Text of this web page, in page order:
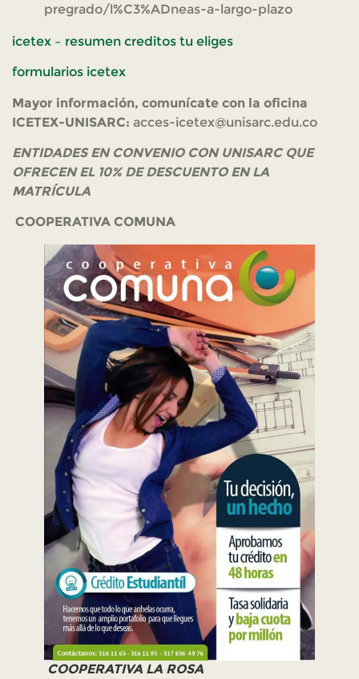
pregrado/l%C3%ADneas-a-largo-plazo
icetex – resumen creditos tu eliges
formularios icetex
Mayor información, comunícate con la oficina
ICETEX-UNISARC: acces-icetex@unisarc.edu.co
ENTIDADES EN CONVENIO CON UNISARC QUE
OFRECEN EL 10% DE DESCUENTO EN LA
MATRÍCULA
COOPERATIVA COMUNA
COOPERATIVA LA ROSA